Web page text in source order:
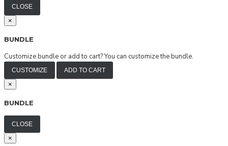
CLOSE
×
BUNDLE
Customize bundle or add to cart?You can customize the bundle.
CUSTOMIZE ADD TO CART
×
BUNDLE
CLOSE
×